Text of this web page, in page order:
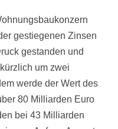
gestiegenen Zinsen
gestanden und
um zwei
werde der Wert des
80 Milliarden Euro
bei 43 Milliarden